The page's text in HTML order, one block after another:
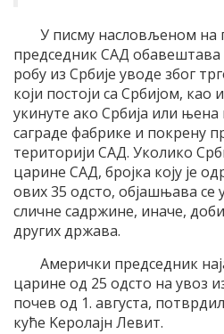
У писму насловљеном на
председник САД обавештава
робу из Србије уводе због
који постоји са Србијом, као
укинуте ако Србија или
саграде фабрике и покрену
територији САД. Уколико
царине САД, бројка коју је
ових 35 одсто, објашњава се
сличне садржине, иначе,
других држава.
Амерички председник
царине од 25 одсто на увоз
почев од 1. августа,
куће Kеролајн Левит.